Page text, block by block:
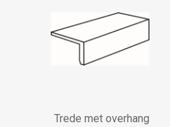
Trede met overhang